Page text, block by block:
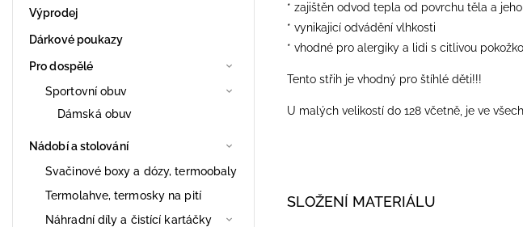
Výprodej
Dárkové poukazy
Pro dospělé
Sportovní obuv
Dámská obuv
Nádobí a stolování
Svačinové boxy a dózy, termoobaly
Termolahve, termosky na pití
Náhradní díly a čistící kartáčky
* zajištěn odvod tepla od povrchu těla a
* vynikajicí odvádění vlhkosti
* vhodné pro alergiky a lidi s citlivou
Tento střih je vhodný pro štíhlé děti!!!
​U malých velikostí do 128 včetně, je ve
SLOŽENÍ MATERIÁLU